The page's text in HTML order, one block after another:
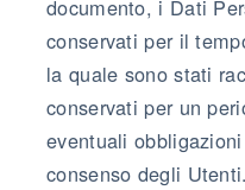
documento, i Dati
conservati per il
la quale sono stati
conservati per un
eventuali
consenso degli Utenti.